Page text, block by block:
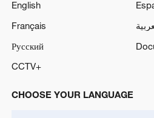
English
Français
Русский
CCTV+
CHOOSE YOUR LANGUAGE